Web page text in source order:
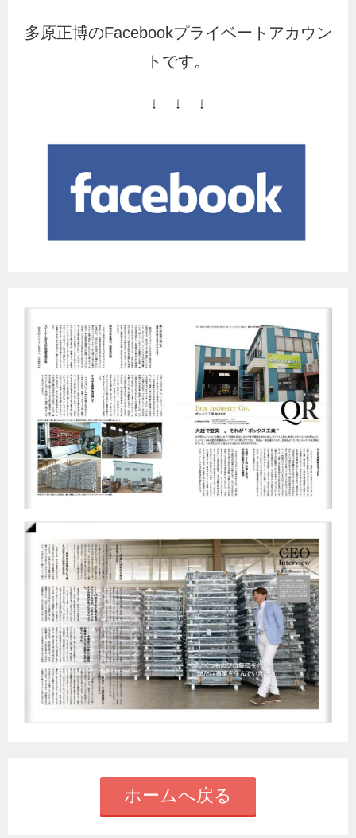
多原正博のFacebookプライベートアカウン
トです。
↓ ↓ ↓
ホームへ戻る